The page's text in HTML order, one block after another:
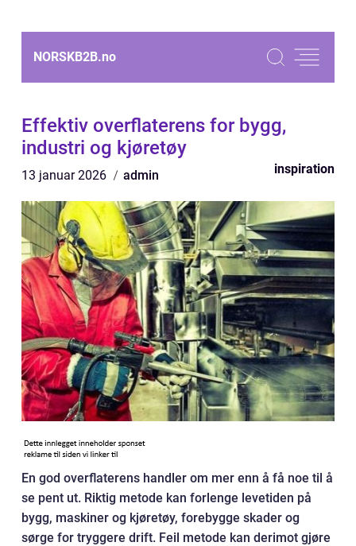
NORSKB2B.no
Effektiv overflaterens for bygg,
industri og kjøretøy
13 januar 2026 admin inspiration
En god overflaterens handler om mer enn å få noe til å
se pent ut. Riktig metode kan forlenge levetiden på
bygg, maskiner og kjøretøy, forebygge skader og
sørge for tryggere drift. Feil metode kan derimot gjøre